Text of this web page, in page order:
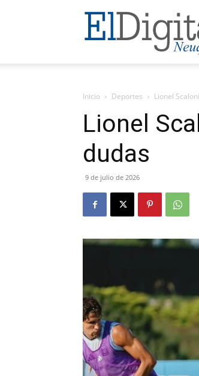
El
Digital
Neuquen
Inicio Deportes Lionel
Lionel
dudas
9 de julio de 2026